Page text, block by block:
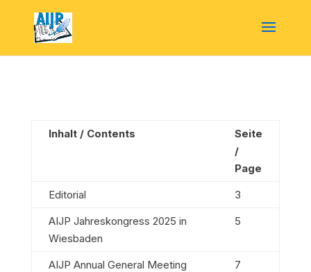
Inhalt / Contents
Seite
/
Page
Editorial
3
AIJP Jahreskongress 2025 in
Wiesbaden
5
AIJP Annual General Meeting
7